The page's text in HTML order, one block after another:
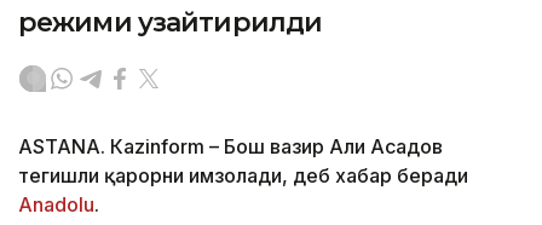
режими узайтирилди
ASTANА. Кazinform – Бош вазир Али Асадов
тегишли қарорни имзолади, деб хабар беради
Аnadolu.